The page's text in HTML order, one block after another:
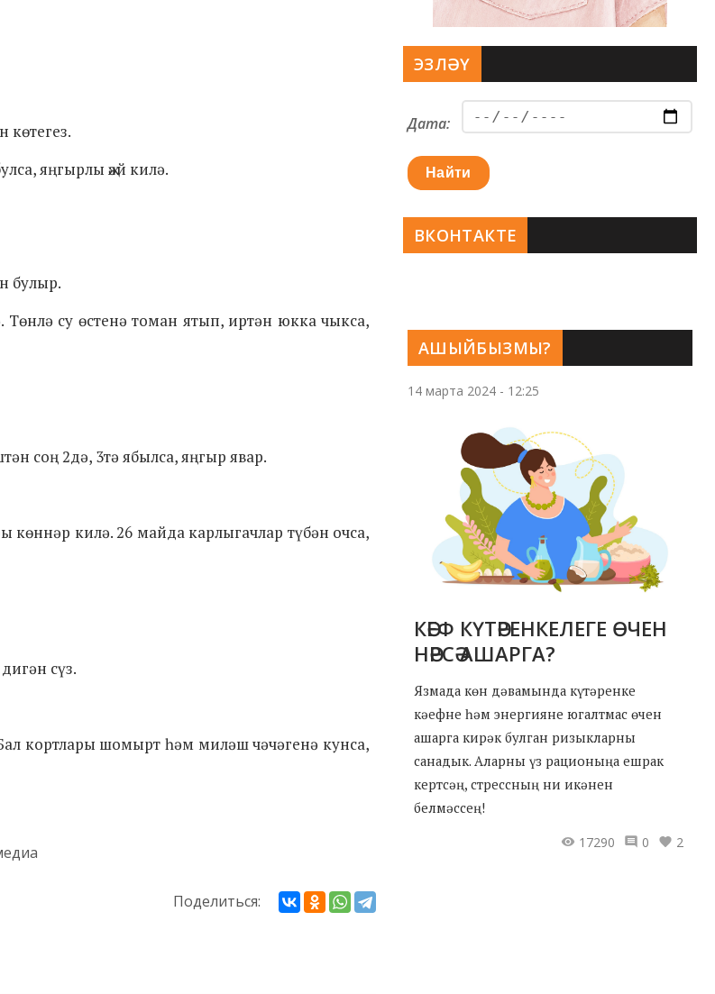
көтегез.
яңгырлы җәй килә.
булыр.
Төнлә су өстенә томан ятып, иртән юкка чыкса,
соң 2дә, 3тә ябылса, яңгыр явар.
көннәр килә. 26 майда карлыгачлар түбән очса,
сүз.
кортлары шомырт һәм миләш чәчәгенә кунса,
Поделиться:
АШЫЙБЫЗМЫ?
14 марта 2024 - 12:25
КӘЕФ КҮТӘРЕНКЕЛЕГЕ ӨЧЕН
НӘРСӘ АШАРГА?
Язмада көн дәвамында күтәренке
кәефне һәм энергияне югалтмас өчен
ашарга кирәк булган ризыкларны
санадык. Аларны үз рационыңа ешрак
кертсәң, стрессның ни икәнен
белмәссең!
17290
0 2
ЭЗЛӘҮ
Дата:
Найти
ВКОНТАКТЕ